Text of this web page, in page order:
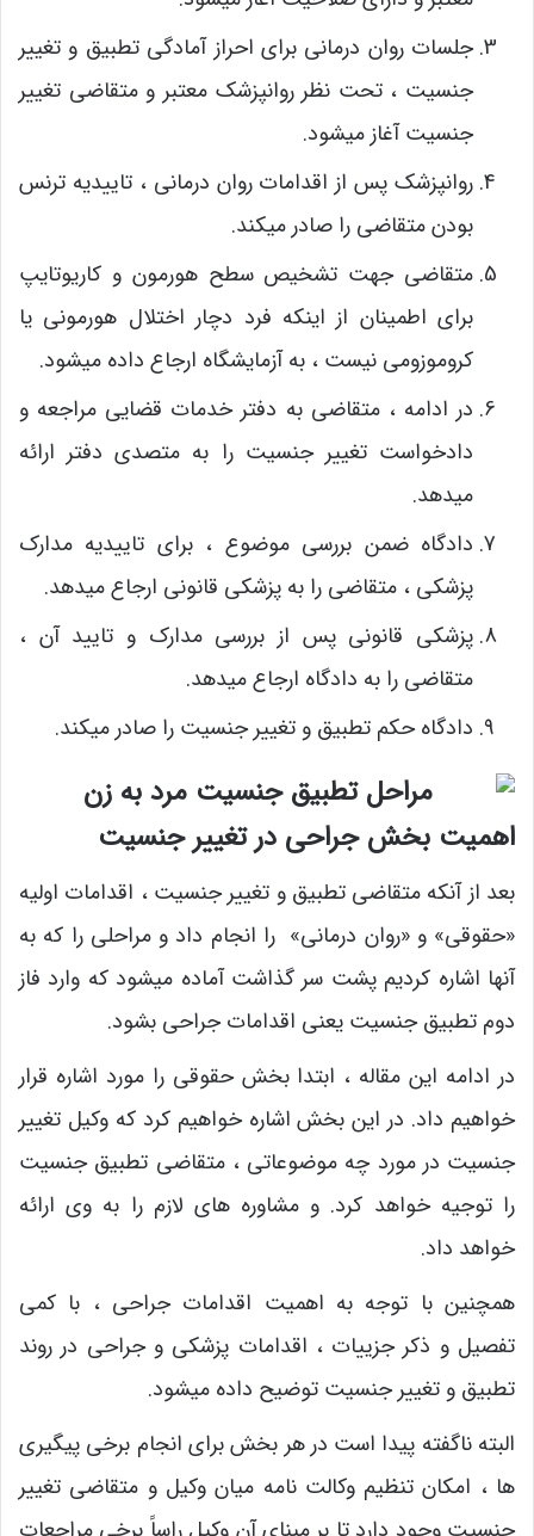
جلسات روان درمانی برای احراز آمادگی تطبیق و تغییر
جنسیت ، تحت نظر روانپزشک معتبر و متقاضی تغییر
جنسیت آغاز میشود.
روانپزشک پس از اقدامات روان درمانی ، تاییدیه ترنس
بودن متقاضی را صادر میکند.
متقاضی جهت تشخیص سطح هورمون و کاریوتایپ
برای اطمینان از اینکه فرد دچار اختلال هورمونی یا
کروموزومی نیست ، به آزمایشگاه ارجاع داده میشود.
در ادامه ، متقاضی به دفتر خدمات قضایی مراجعه و
دادخواست تغییر جنسیت را به متصدی دفتر ارائه
میدهد.
دادگاه ضمن بررسی موضوع ، برای تاییدیه مدارک
پزشکی ، متقاضی را به پزشکی قانونی ارجاع میدهد.
پزشکی قانونی پس از بررسی مدارک و تایید آن ،
متقاضی را به دادگاه ارجاع میدهد.
دادگاه حکم تطبیق و تغییر جنسیت را صادر میکند.
اهمیت بخش جراحی در تغییر جنسیت
بعد از آنکه متقاضی تطبیق و تغییر جنسیت ، اقدامات اولیه
«حقوقی» و «روان درمانی» را انجام داد و مراحلی را که به
آنها اشاره کردیم پشت سر گذاشت آماده میشود که وارد فاز
دوم تطبیق جنسیت یعنی اقدامات جراحی بشود.
در ادامه این مقاله ، ابتدا بخش حقوقی را مورد اشاره قرار
خواهیم داد. در این بخش اشاره خواهیم کرد که وکیل تغییر
جنسیت در مورد چه موضوعاتی ، متقاضی تطبیق جنسیت
را توجیه خواهد کرد. و مشاوره های لازم را به وی ارائه
خواهد داد.
همچنین با توجه به اهمیت اقدامات جراحی ، با کمی
تفصیل و ذکر جزییات ، اقدامات پزشکی و جراحی در روند
تطبیق و تغییر جنسیت توضیح داده میشود.
البته ناگفته پیدا است در هر بخش برای انجام برخی پیگیری
ها ، امکان تنظیم وکالت نامه میان وکیل و متقاضی تغییر